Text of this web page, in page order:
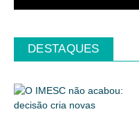
DESTAQUES